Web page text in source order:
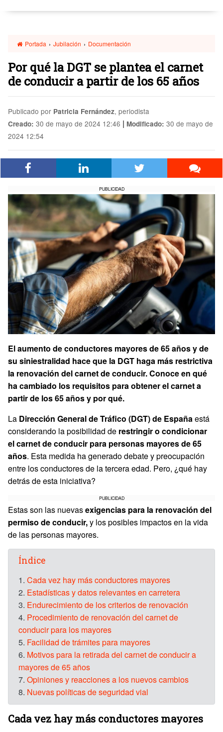
Portada › Jubilación › Documentación
Por qué la DGT se plantea el carnet
de conducir a partir de los 65 años
Publicado por Patricia Fernández, periodista
Creado: 30 de mayo de 2024 12:46 | Modificado: 30 de mayo de
2024 12:54
PUBLICIDAD
El aumento de conductores mayores de 65 años y de
su siniestralidad hace que la DGT haga más restrictiva
la renovación del carnet de conducir. Conoce en qué
ha cambiado los requisitos para obtener el carnet a
partir de los 65 años y por qué.
La Dirección General de Tráfico (DGT) de España está
considerando la posibilidad de restringir o condicionar
el carnet de conducir para personas mayores de 65
años. Esta medida ha generado debate y preocupación
entre los conductores de la tercera edad. Pero, ¿qué hay
detrás de esta iniciativa?
PUBLICIDAD
Estas son las nuevasexigencias para la renovación del
permiso de conducir,y los posibles impactos en la vida
de las personas mayores.
Índice
1. Cada vez hay más conductores mayores
2. Estadísticas y datos relevantes en carretera
3. Endurecimiento de los criterios de renovación
4. Procedimiento de renovación del carnet de
conducir para los mayores
5. Facilidad de trámites para mayores
6. Motivos para la retirada del carnet de conducir a
mayores de 65 años
7. Opiniones y reacciones a los nuevos cambios
8. Nuevas políticas de seguridad vial
Cada vez hay más conductores mayores